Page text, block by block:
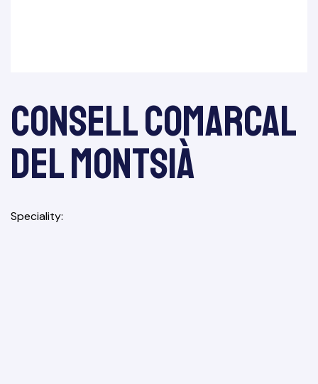
Consell Comarcal
del Montsià
Speciality